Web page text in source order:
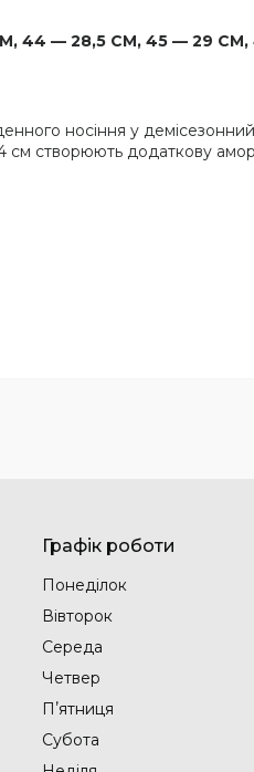
44 — 28,5 СМ, 45 — 29
носіння у
см створюють додаткову
Графік роботи
Понеділок
Вівторок
Середа
Четвер
Пʼятниця
Субота